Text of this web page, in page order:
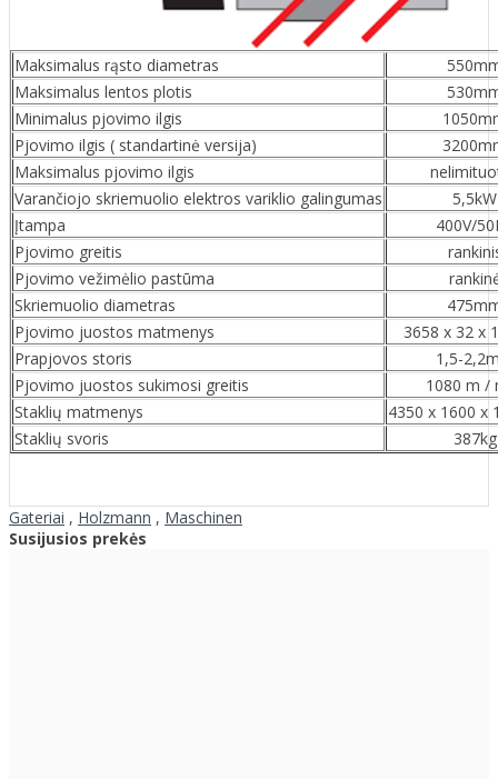
Maksimalus rąsto diametras
Maksimalus lentos plotis
Minimalus pjovimo ilgis
Pjovimo ilgis ( standartinė versija)
Maksimalus pjovimo ilgis
Varančiojo skriemuolio elektros variklio galingumas
5,5kW
Įtampa
400V/
Pjovimo greitis
Pjovimo vežimėlio pastūma
Skriemuolio diametras
Pjovimo juostos matmenys
3658 x 32 x
Prapjovos storis
1,5-
Pjovimo juostos sukimosi greitis
1080 m /
Staklių matmenys
4350 x 1600 x
Staklių svoris
387kg
Gateriai , Holzmann , Maschinen
Susijusios prekės